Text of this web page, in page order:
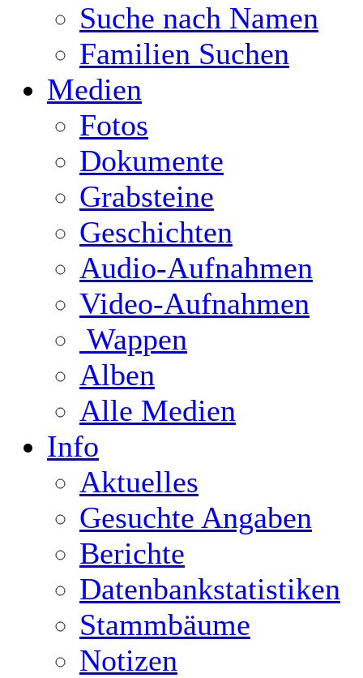
Suche nach Namen
Familien Suchen
Medien
Fotos
Dokumente
Grabsteine
Geschichten
Audio-Aufnahmen
Video-Aufnahmen
Wappen
Alben
Alle Medien
Info
Aktuelles
Gesuchte Angaben
Berichte
Datenbankstatistiken
Stammbäume
Notizen